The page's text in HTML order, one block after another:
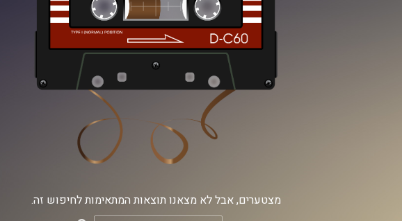
מצטערים, אבל לא מצאנו תוצאות המתאימות לחיפוש זה.